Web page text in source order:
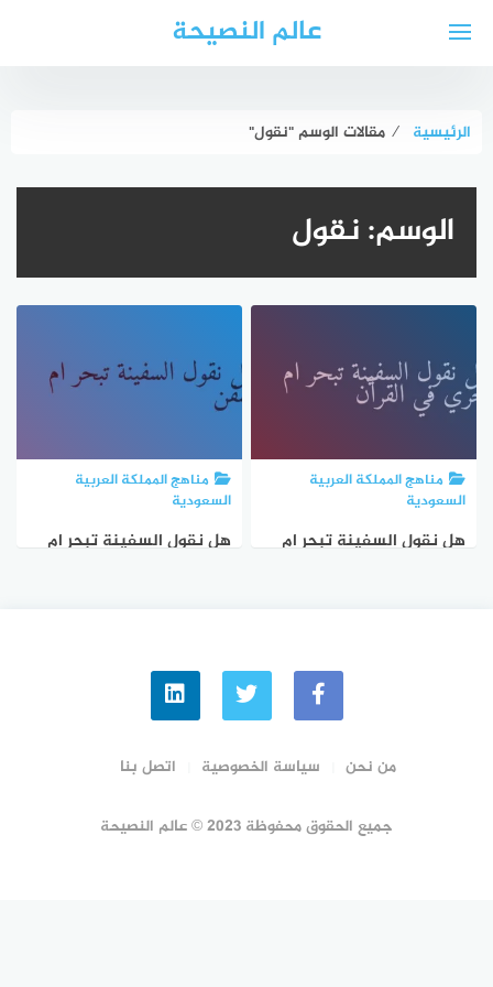
عالم النصيحة
الرئيسية ⁄ مقالات الوسم "نقول"
الوسم:نقول
مناهج المملكة العربية
السعودية
هل نقول السفينة تبحر ام
مناهج المملكة العربية
السعودية
هل نقول السفينة تبحر ام
من نحن سياسة الخصوصية اتصل بنا
جميع الحقوق محفوظة 2023 © عالم النصيحة